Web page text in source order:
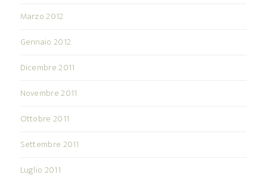
Marzo 2012
Gennaio 2012
Dicembre 2011
Novembre 2011
Ottobre 2011
Settembre 2011
Luglio 2011